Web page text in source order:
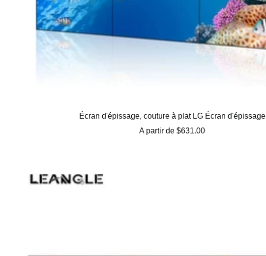
Écran d'épissage, couture à plat LG Écran d'épissage
Prix
A partir de $631.00